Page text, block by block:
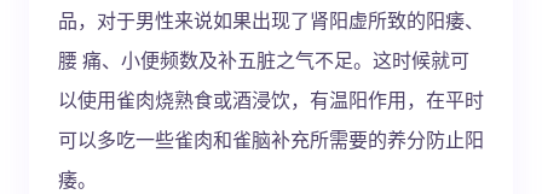
品，对于男性来说如果出现了肾阳虚所致的阳痿、
腰 痛、小便频数及补五脏之气不足。这时候就可
以使用雀肉烧熟食或酒浸饮，有温阳作用，在平时
可以多吃一些雀肉和雀脑补充所需要的养分防止阳
痿。